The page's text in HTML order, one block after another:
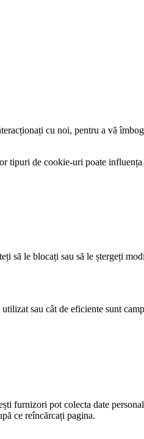
cu noi, pentru a vă
tipuri de cookie-uri poate
să le blocați sau să le ștergeți
sau cât de eficiente sunt
furnizori pot colecta date
ce reîncărcați pagina.